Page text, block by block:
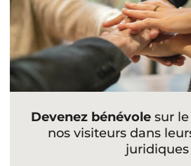
Devenez bénévolesur le
nos visiteurs dans
juridiques